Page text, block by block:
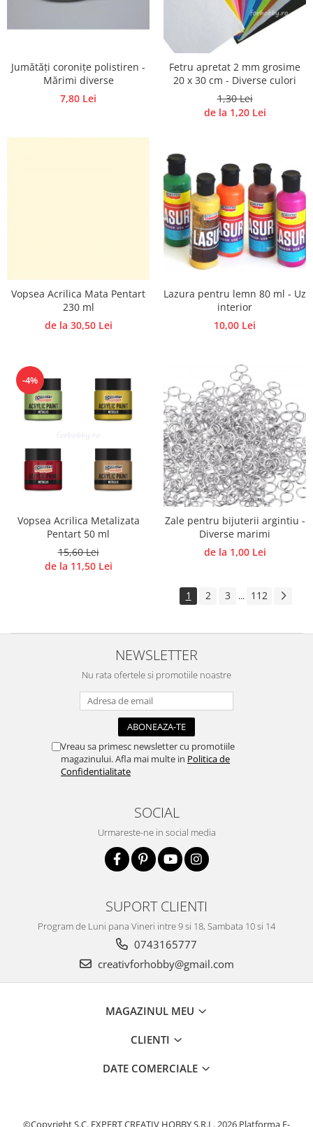
Jumătăți coronițe polistiren -
Mărimi diverse
7,80 Lei
Fetru apretat 2 mm grosime
20 x 30 cm - Diverse culori
1,30 Lei
de la 1,20 Lei
Vopsea Acrilica Mata Pentart
230 ml
de la 30,50 Lei
Lazura pentru lemn 80 ml - Uz
interior
10,00 Lei
-4%
Vopsea Acrilica Metalizata
Pentart 50 ml
15,60 Lei
de la 11,50 Lei
Zale pentru bijuterii argintiu -
Diverse marimi
de la 1,00 Lei
1 2 3 ... 112
NEWSLETTER
Nu rata ofertele si promotiile noastre
Vreau sa primesc newsletter cu promotiile
magazinului. Afla mai multe in Politica de
Confidentialitate
SOCIAL
Urmareste-ne in social media
SUPORT CLIENTI
Program de Luni pana Vineri intre 9 si 18, Sambata 10 si 14
0743165777
creativforhobby@gmail.com
MAGAZINUL MEU
CLIENTI
DATE COMERCIALE
©Copyright S.C. EXPERT CREATIV HOBBY S.R.L. 2026 Platforma E-